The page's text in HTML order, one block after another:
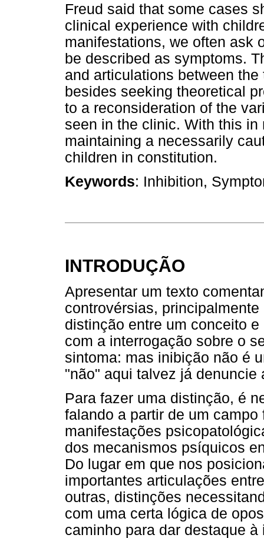
Freud said that some cases
clinical experience with
manifestations, we often ask
be described as symptoms.
and articulations between
besides seeking theoretical
to a reconsideration of the
seen in the clinic. With this
maintaining a necessarily
children in constitution.
Keywords: Inhibition,
INTRODUÇÃO
Apresentar um texto
controvérsias,
distinção entre um conceito
com a interrogação sobre o
sintoma: mas inibição não é
"não" aqui talvez já denuncie
Para fazer uma distinção, é
falando a partir de um
manifestações
dos mecanismos psíquicos
Do lugar em que nos
importantes articulações
outras, distinções
com uma certa lógica de
caminho para dar destaque